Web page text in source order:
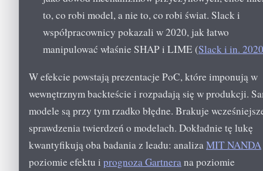
to, co robi model, a nie to, co robi świat. Slack i
współpracownicy pokazali w 2020, jak łatwo
manipulować właśnie SHAP i LIME (Slack i in.
W efekcie powstają prezentacje PoC, które imponują w
wewnętrznym backteście i rozpadają się w produkcji.
modele są przy tym rzadko błędne. Brakuje
sprawdzenia twierdzeń o modelach. Dokładnie tę lukę
kwantyfikują oba badania z leadu: analizaMIT NANDA
poziomie efektu i prognoza Gartnerana poziomie